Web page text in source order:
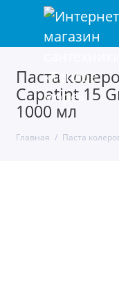
Паста
Capatint 15
1000 мл
Главная Паста